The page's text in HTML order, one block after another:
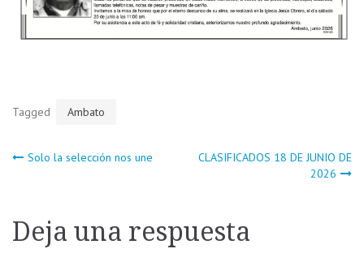
Tagged Ambato
Navegación
entradas
Solo la selección nos une
CLASIFICADOS 18 DE JUNIO DE
2026
Deja una respuesta